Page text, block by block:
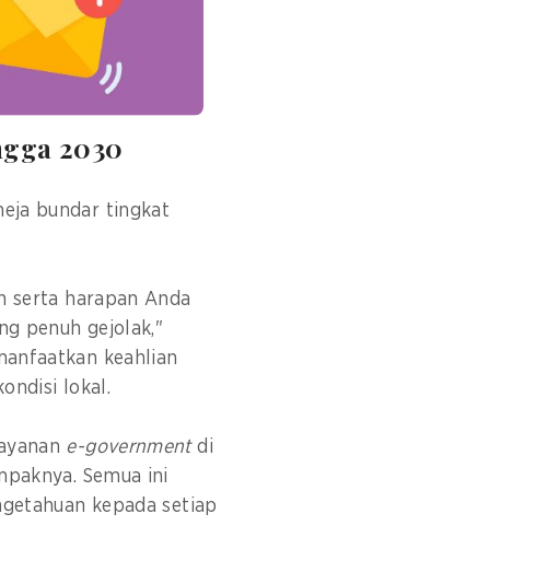
untuk konferensi
2030
bundar tingkat
serta harapan Anda
penuh gejolak,"
keahlian
lokal.
e-governmentdi
Semua ini
kepada setiap